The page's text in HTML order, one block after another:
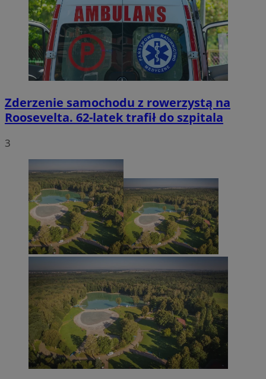
Zderzenie samochodu z rowerzystą na
Roosevelta. 62-latek trafił do szpitala
3